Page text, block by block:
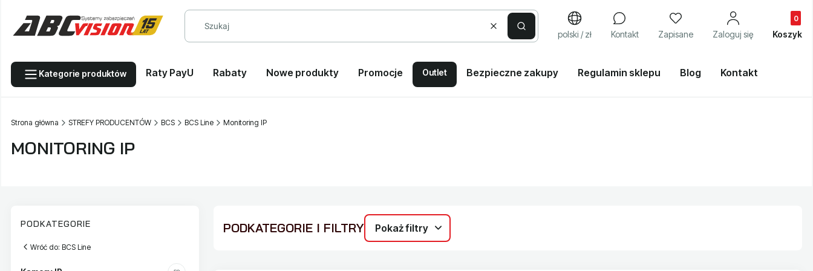
WyczyśćSzukaj polski / zł Kontakt Zapisane Zaloguj się Koszyk
Kategorie produktów Raty PayU Rabaty Nowe produkty Promocje Outlet Bezpieczne zakupy Regulamin sklepu Blog Kontakt
Strona główna STREFY PRODUCENTÓW BCS BCS Line Monitoring IP
MONITORING IP
PODKATEGORIE
Wróć do: BCS Line
PODKATEGORIE I FILTRY Pokaż filtry